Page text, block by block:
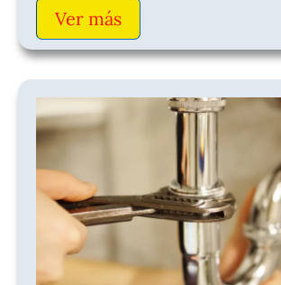
Ver más